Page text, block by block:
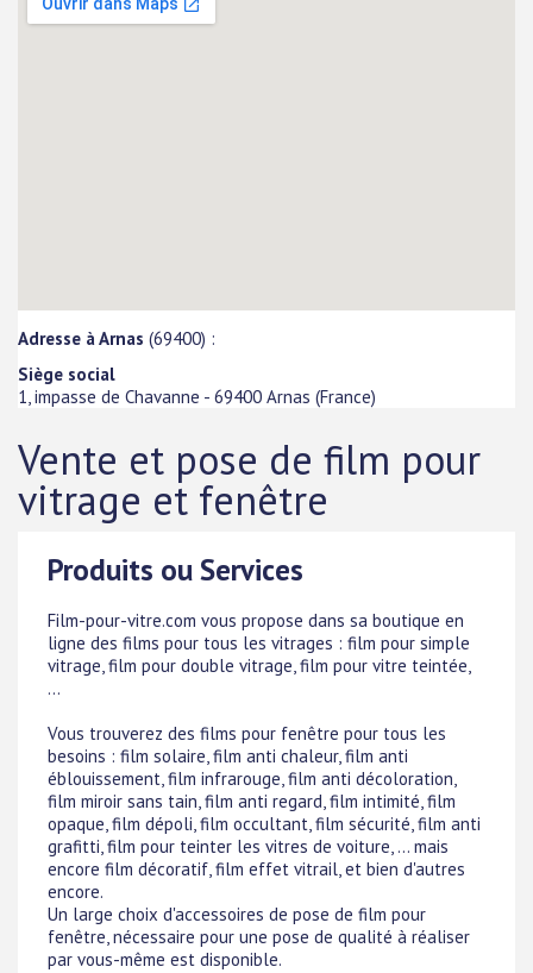
Adresse à Arnas (69400) :
Siège social
1, impasse de Chavanne - 69400 Arnas (France)
Vente et pose de film pour
vitrage et fenêtre
Produits ou Services
Film-pour-vitre.com vous propose dans sa boutique en
ligne des films pour tous les vitrages : film pour simple
vitrage, film pour double vitrage, film pour vitre teintée,
...
Vous trouverez des films pour fenêtre pour tous les
besoins : film solaire, film anti chaleur, film anti
éblouissement, film infrarouge, film anti décoloration,
film miroir sans tain, film anti regard, film intimité, film
opaque, film dépoli, film occultant, film sécurité, film anti
grafitti, film pour teinter les vitres de voiture, ... mais
encore film décoratif, film effet vitrail, et bien d'autres
encore.
Un large choix d'accessoires de pose de film pour
fenêtre, nécessaire pour une pose de qualité à réaliser
par vous-même est disponible.